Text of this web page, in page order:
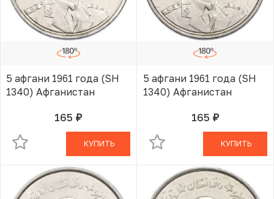
5 афгани 1961 года (SH
1340) Афганистан
165 руб.В КОРЗИНЕ
КУПИТЬ
5 афгани 1961 года (SH
1340) Афганистан
165 руб.В КОРЗИНЕ
КУПИТЬ